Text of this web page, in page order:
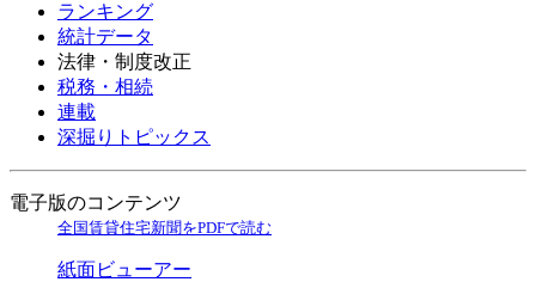
ランキング
統計データ
法律・制度改正
税務・相続
連載
深掘りトピックス
電子版のコンテンツ
全国賃貸住宅新聞をPDFで読む
紙面ビューアー